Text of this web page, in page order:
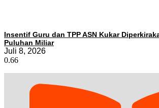
Insentif Guru dan TPP ASN Kukar
Puluhan Miliar
Juli 8, 2026